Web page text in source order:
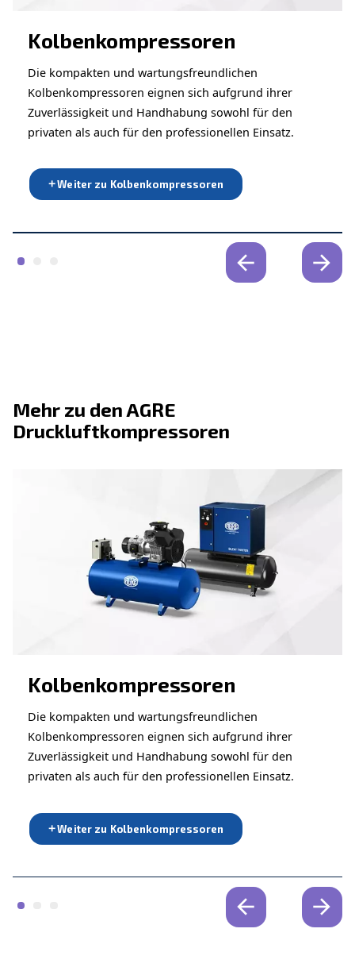
Druckluftanwendungen
Gehen Sie zu unserer Anwendungsseite
LÖSUNGSBEREICH
Entdecken Sie alle unsere Lösungen
Mehr zu den AGRE
Druckluftkompressoren